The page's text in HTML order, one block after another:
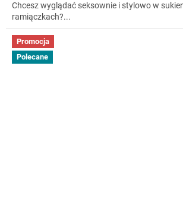
Chcesz wyglądać seksownie i stylowo w
ramiączkach?...
Promocja
Polecane